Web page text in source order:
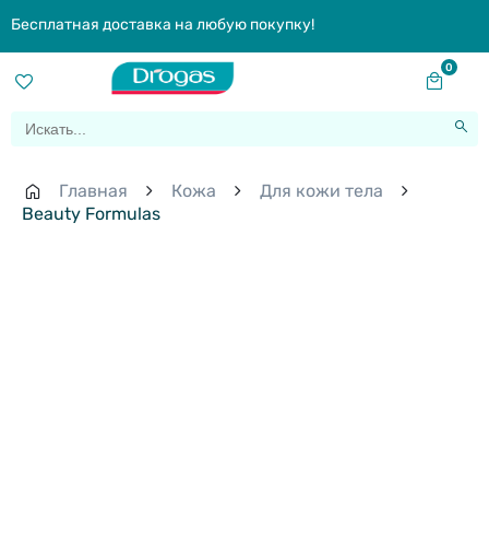
Бесплатная доставка на любую покупку!
0
Главная Кожа
Для кожи тела
Beauty Formulas